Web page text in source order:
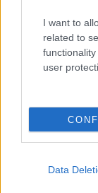
I want to
related to
user
Data